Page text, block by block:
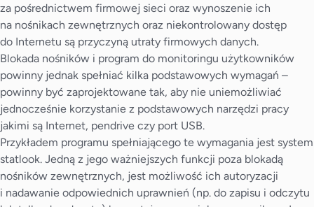
za pośrednictwem firmowej sieci oraz wynoszenie ich
na nośnikach zewnętrznych oraz niekontrolowany dostęp
do Internetu są przyczyną utraty firmowych danych.
Blokada nośników i program do monitoringu użytkowników
powinny jednak spełniać kilka podstawowych wymagań –
powinny być zaprojektowane tak, aby nie uniemożliwiać
jednocześnie korzystanie z podstawowych narzędzi pracy
jakimi są Internet, pendrive czy port USB.
Przykładem programu spełniającego te wymagania jest system
statlook. Jedną z jego ważniejszych funkcji poza blokadą
nośników zewnętrznych, jest możliwość ich autoryzacji
i nadawanie odpowiednich uprawnień (np. do zapisu i odczytu